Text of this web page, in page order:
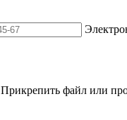
Прикрепить файл или